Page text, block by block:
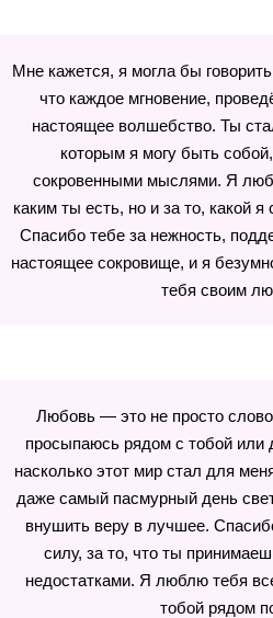
Мне кажется, я могла бы
что каждое мгновение,
настоящее волшебство. Ты
которым я могу быть
сокровенными мыслями. Я
каким ты есть, но и за то, какой
Спасибо тебе за нежность,
настоящее сокровище, и я
тебя своим
Любовь — это не просто
просыпаюсь рядом с тобой
насколько этот мир стал для
даже самый пасмурный день
внушить веру в лучшее.
силу, за то, что ты
недостатками. Я люблю тебя
тобой рядом